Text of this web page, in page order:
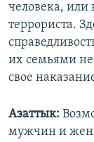
человека, или
террориста.
их семьями
свое
Азаттык:
мужчин и